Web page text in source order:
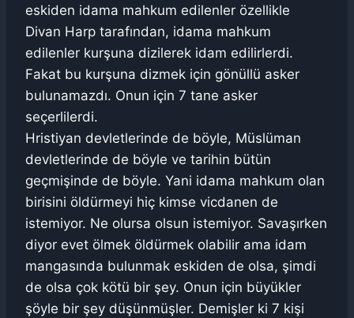
eskiden idama mahkum edilenler özellikle
Divan Harp tarafından, idama mahkum
edilenler kurşuna dizilerek idam edilirlerdi.
Fakat bu kurşuna dizmek için gönüllü asker
bulunamazdı. Onun için 7 tane asker
seçerlilerdi.
Hristiyan devletlerinde de böyle, Müslüman
devletlerinde de böyle ve tarihin bütün
geçmişinde de böyle. Yani idama mahkum olan
birisini öldürmeyi hiç kimse vicdanen de
istemiyor. Ne olursa olsun istemiyor. Savaşırken
diyor evet ölmek öldürmek olabilir ama idam
mangasında bulunmak eskiden de olsa, şimdi
de olsa çok kötü bir şey. Onun için büyükler
şöyle bir şey düşünmüşler. Demişler ki 7 kişi